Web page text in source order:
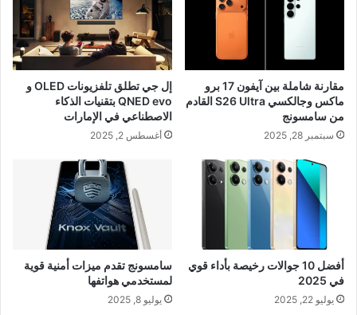
مقارنة شاملة بين آيفون 17 برو
ماكس وجالكسي S26 Ultra القادم
من سامسونج
سبتمبر 28, 2025
إل جي تطلق تلفزيونات OLED و
QNED evo بتقنيات الذكاء
الاصطناعي في الإمارات
أغسطس 2, 2025
أفضل 10 جوالات رخيصة بأداء قوي
في 2025
يوليو 22, 2025
سامسونج تقدم ميزات أمنية قوية
لمستخدمي هواتفها
يوليو 8, 2025